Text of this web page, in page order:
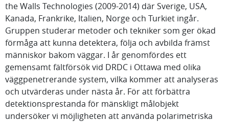
the Walls Technologies (2009-2014) där Sverige, USA,
Kanada, Frankrike, Italien, Norge och Turkiet ingår.
Gruppen studerar metoder och tekniker som ger ökad
förmåga att kunna detektera, följa och avbilda främst
människor bakom väggar. I år genomfördes ett
gemensamt fältförsök vid DRDC i Ottawa med olika
väggpenetrerande system, vilka kommer att analyseras
och utvärderas under nästa år. För att förbättra
detektionsprestanda för mänskligt målobjekt
undersöker vi möjligheten att använda polarimetriska